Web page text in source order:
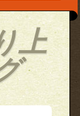
上